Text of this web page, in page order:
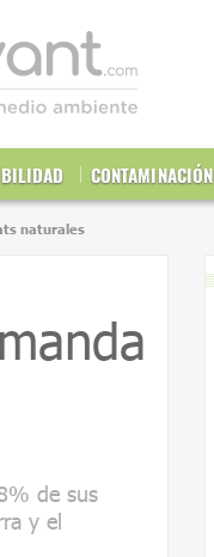
CONTAMINACIÓN
naturales
de sus
y el